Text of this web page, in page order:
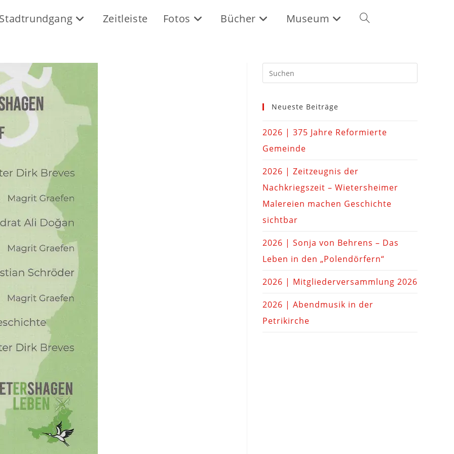
Zeitleiste Fotos Bücher Museum
Neueste Beiträge
2026 | 375 Jahre Reformierte
Gemeinde
2026 | Zeitzeugnis der
Nachkriegszeit – Wietersheimer
Malereien machen Geschichte
sichtbar
2026 | Sonja von Behrens – Das
Leben in den „Polendörfern“
2026 | Mitgliederversammlung 2026
2026 | Abendmusik in der
Petrikirche